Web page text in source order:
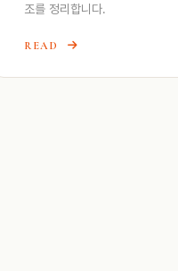
조를 정리합니다.
READ